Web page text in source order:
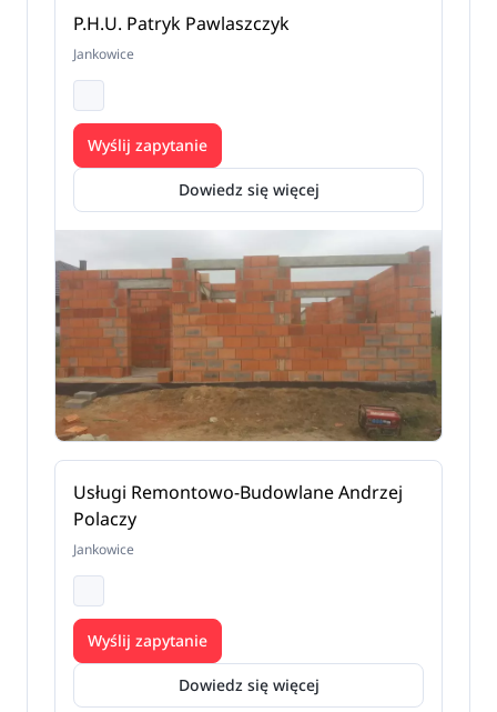
P.H.U. Patryk Pawlaszczyk
Jankowice
Dowiedz się więcej
Wyślij zapytanie
Usługi Remontowo-Budowlane Andrzej
Polaczy
Jankowice
Dowiedz się więcej
Wyślij zapytanie